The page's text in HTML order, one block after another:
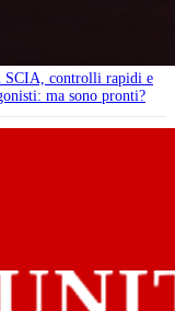
SCIA, controlli rapidi e
ma sono pronti?